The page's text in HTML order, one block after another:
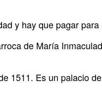
y hay que pagar para
de María
1511. Es un palacio